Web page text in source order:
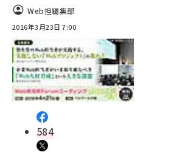
Web担編集部
2016年3月23日 7:00
584